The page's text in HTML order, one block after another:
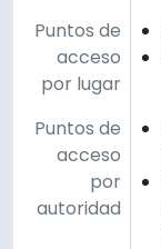
Puntos de
acceso
por lugar
Puntos de
acceso
por
autoridad